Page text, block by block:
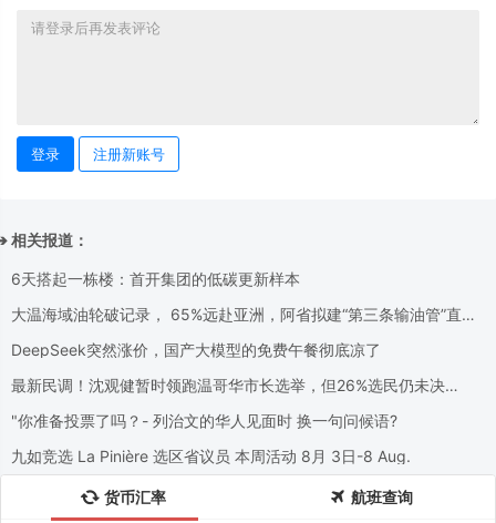
登录 注册新账号
相关报道：
6天搭起一栋楼：首开集团的低碳更新样本
大温海域油轮破记录， 65%远赴亚洲，阿省拟建“第三条输油管”直达
DeepSeek突然涨价，国产大模型的免费午餐彻底凉了
最新民调！沈观健暂时领跑温哥华市长选举，但26%选民仍未决
"你准备投票了吗？- 列治⽂的华⼈⻅⾯时 换⼀句问候语?
九如竞选 La Pinière 选区省议员 本周活动 8月 3日-8 Aug.
货币汇率 航班查询